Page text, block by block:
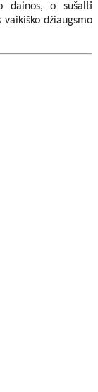
dainos, o sušalti
džiaugsmo